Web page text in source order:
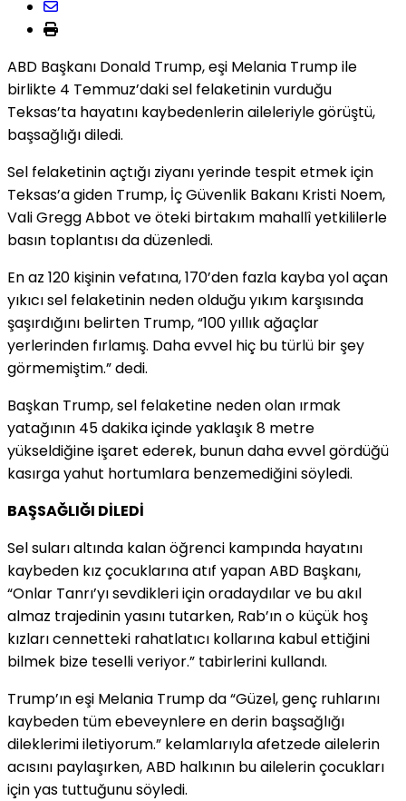
ABD Başkanı Donald Trump, eşi Melania Trump ile
birlikte 4 Temmuz’daki sel felaketinin vurduğu
Teksas’ta hayatını kaybedenlerin aileleriyle görüştü,
başsağlığı diledi.
Sel felaketinin açtığı ziyanı yerinde tespit etmek için
Teksas’a giden Trump, İç Güvenlik Bakanı Kristi Noem,
Vali Gregg Abbot ve öteki birtakım mahallî yetkililerle
basın toplantısı da düzenledi.
En az 120 kişinin vefatına, 170’den fazla kayba yol açan
yıkıcı sel felaketinin neden olduğu yıkım karşısında
şaşırdığını belirten Trump, “100 yıllık ağaçlar
yerlerinden fırlamış. Daha evvel hiç bu türlü bir şey
görmemiştim.” dedi.
Başkan Trump, sel felaketine neden olan ırmak
yatağının 45 dakika içinde yaklaşık 8 metre
yükseldiğine işaret ederek, bunun daha evvel gördüğü
kasırga yahut hortumlara benzemediğini söyledi.
BAŞSAĞLIĞI DİLEDİ
Sel suları altında kalan öğrenci kampında hayatını
kaybeden kız çocuklarına atıf yapan ABD Başkanı,
“Onlar Tanrı’yı sevdikleri için oradaydılar ve bu akıl
almaz trajedinin yasını tutarken, Rab’ın o küçük hoş
kızları cennetteki rahatlatıcı kollarına kabul ettiğini
bilmek bize teselli veriyor.” tabirlerini kullandı.
Trump’ın eşi Melania Trump da “Güzel, genç ruhlarını
kaybeden tüm ebeveynlere en derin başsağlığı
dileklerimi iletiyorum.” kelamlarıyla afetzede ailelerin
acısını paylaşırken, ABD halkının bu ailelerin çocukları
için yas tuttuğunu söyledi.